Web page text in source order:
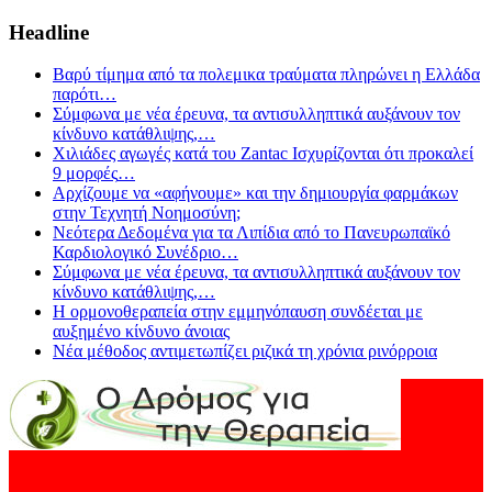
Headline
Βαρύ τίμημα από τα πολεμικα τραύματα πληρώνει η Ελλάδα
παρότι…
Σύμφωνα με νέα έρευνα, τα αντισυλληπτικά αυξάνουν τον
κίνδυνο κατάθλιψης,…
Χιλιάδες αγωγές κατά του Zantac Ισχυρίζονται ότι προκαλεί
9 μορφές…
Αρχίζουμε να «αφήνουμε» και την δημιουργία φαρμάκων
στην Τεχνητή Νοημοσύνη;
Νεότερα Δεδομένα για τα Λιπίδια από το Πανευρωπαϊκό
Καρδιολογικό Συνέδριο…
Σύμφωνα με νέα έρευνα, τα αντισυλληπτικά αυξάνουν τον
κίνδυνο κατάθλιψης,…
Η ορμονοθεραπεία στην εμμηνόπαυση συνδέεται με
αυξημένο κίνδυνο άνοιας
Νέα μέθοδος αντιμετωπίζει ριζικά τη χρόνια ρινόρροια